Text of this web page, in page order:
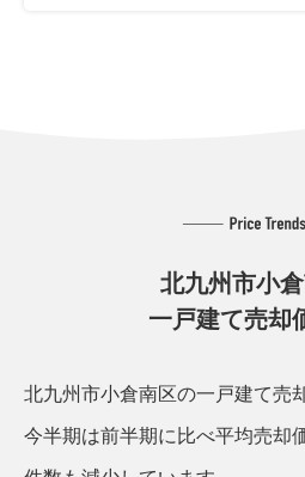
北九州市小
一戸建て売却
北九州市小倉南区の一戸建て売
今半期は前半期に比べ平均売却